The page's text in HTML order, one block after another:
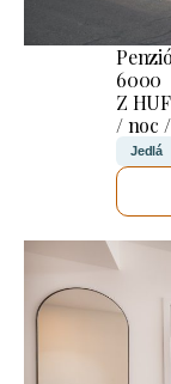
6000
Z HUF
/ noc
Jedlá